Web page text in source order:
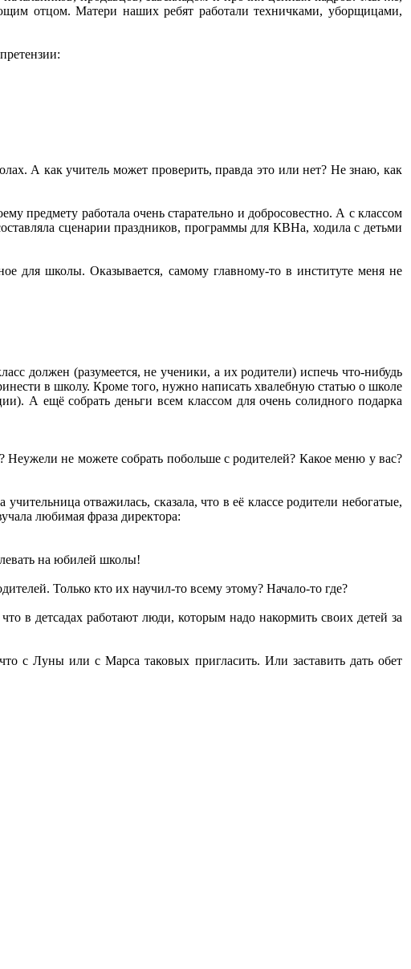
отцом. Матери наших ребят работали техничками, уборщицами,
А как учитель может проверить, правда это или нет? Не знаю, как
предмету работала очень старательно и добросовестно. А с классом
сценарии праздников, программы для КВНа, ходила с детьми
для школы. Оказывается, самому главному-то в институте меня не
должен (разумеется, не ученики, а их родители) испечь что-нибудь
в школу. Кроме того, нужно написать хвалебную статью о школе
А ещё собрать деньги всем классом для очень солидного подарка
Неужели не можете собрать побольше с родителей? Какое меню у вас?
отважилась, сказала, что в её классе родители небогатые,
любимая фраза директора:
на юбилей школы!
Только кто их научил-то всему этому? Начало-то где?
в детсадах работают люди, которым надо накормить своих детей за
с Луны или с Марса таковых пригласить. Или заставить дать обет